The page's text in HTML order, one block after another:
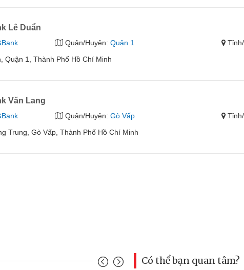
Lê Duẩn
Quận/Huyện: Quận 1
Quận 1, Thành Phố Hồ Chí Minh
Văn Lang
Quận/Huyện: Gò Vấp
Trung, Gò Vấp, Thành Phố Hồ Chí Minh
Có thể bạn quan tâm?